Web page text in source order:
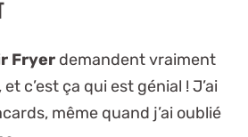
Fryer demandent vraiment
c’est ça qui est génial ! J’ai
même quand j’ai oublié